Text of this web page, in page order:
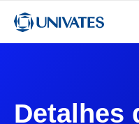
Detalhes